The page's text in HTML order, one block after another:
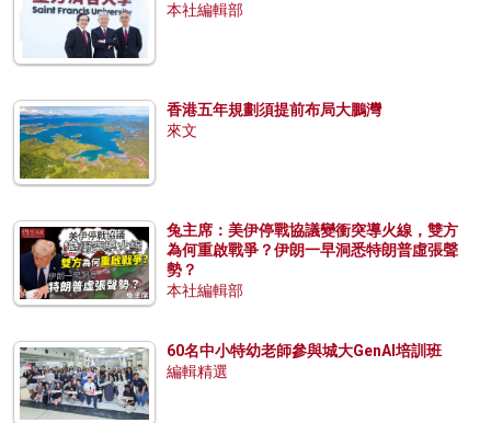
本社編輯部
香港五年規劃須提前布局大鵬灣
來文
兔主席：美伊停戰協議變衝突導火線，雙方
為何重啟戰爭？伊朗一早洞悉特朗普虛張聲
勢？
本社編輯部
60名中小特幼老師參與城大GenAI培訓班
編輯精選